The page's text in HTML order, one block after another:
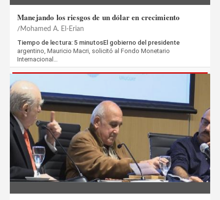
Manejando los riesgos de un dólar en crecimiento
Mohamed A. El-Erian
Tiempo de lectura: 5 minutosEl gobierno del presidente
argentino, Mauricio Macri, solicitó al Fondo Monetario
Internacional…